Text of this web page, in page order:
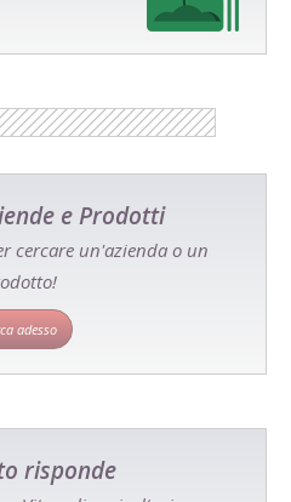
e Prodotti
cercare un'azienda o un
adesso
risponde